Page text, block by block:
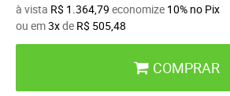
à vista R$ 1.364,79 economize 10% no Pix
ou em3xde R$ 505,48
COMPRAR